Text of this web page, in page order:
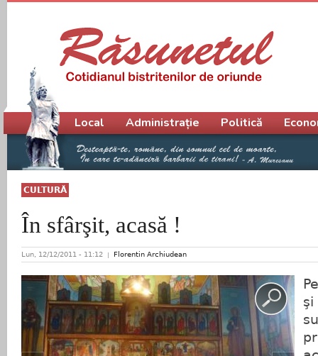
CULTURĂ
În sfârşit, acasă !
Lun, 12/12/2011 - 11:12 Florentin Archiudean
şi
Meniu principal
Local Administrație Politică